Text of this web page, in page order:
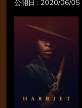
公開日 : 2020/06/05